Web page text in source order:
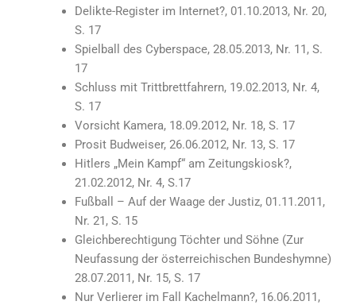
Delikte-Register im Internet?, 01.10.2013, Nr. 20,
S. 17
Spielball des Cyberspace, 28.05.2013, Nr. 11, S.
17
Schluss mit Trittbrettfahrern, 19.02.2013, Nr. 4,
S. 17
Vorsicht Kamera, 18.09.2012, Nr. 18, S. 17
Prosit Budweiser, 26.06.2012, Nr. 13, S. 17
Hitlers „Mein Kampf“ am Zeitungskiosk?,
21.02.2012, Nr. 4, S.17
Fußball – Auf der Waage der Justiz, 01.11.2011,
Nr. 21, S. 15
Gleichberechtigung Töchter und Söhne (Zur
Neufassung der österreichischen Bundeshymne)
28.07.2011, Nr. 15, S. 17
Nur Verlierer im Fall Kachelmann?, 16.06.2011,